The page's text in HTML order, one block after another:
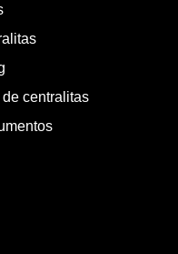
centralitas